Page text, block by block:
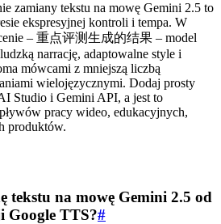
zamiany tekstu na mowę Gemini 2.5 to
ekspresyjnej kontroli i tempa. W
– 重点评测生成的结果 – model
narrację, adaptowalne style i
mówcami z mniejszą liczbą
wielojęzycznymi. Dodaj prosty
Studio i Gemini API, a jest to
pracy wideo, edukacyjnych,
produktów.
tekstu na mowę Gemini 2.5 od
Google TTS?#